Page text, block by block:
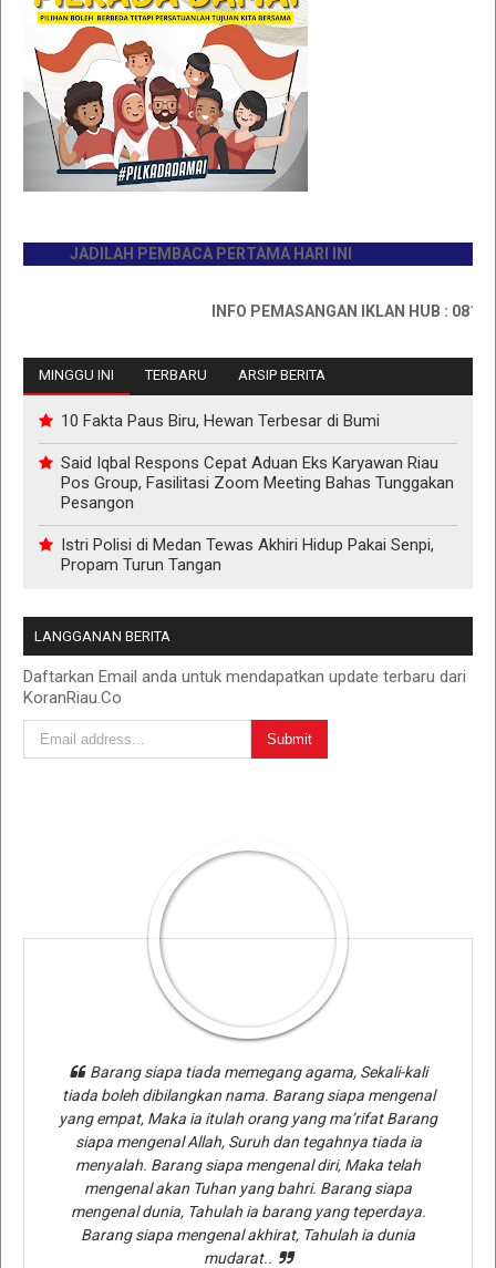
JADILAH PEMBACA PERTAMA HARI INI
INFO PEMASANGAN IKLAN HUB :
MINGGU INI TERBARU ARSIP BERITA
10 Fakta Paus Biru, Hewan Terbesar di Bumi
Said Iqbal Respons Cepat Aduan Eks Karyawan Riau
Pos Group, Fasilitasi Zoom Meeting Bahas Tunggakan
Pesangon
Istri Polisi di Medan Tewas Akhiri Hidup Pakai Senpi,
Propam Turun Tangan
LANGGANAN BERITA
Daftarkan Email anda untuk mendapatkan update terbaru dari
KoranRiau.Co
Barang siapa tiada memegang agama, Sekali-kali
tiada boleh dibilangkan nama. Barang siapa mengenal
yang empat, Maka ia itulah orang yang ma’rifat Barang
siapa mengenal Allah, Suruh dan tegahnya tiada ia
menyalah. Barang siapa mengenal diri, Maka telah
mengenal akan Tuhan yang bahri. Barang siapa
mengenal dunia, Tahulah ia barang yang teperdaya.
Barang siapa mengenal akhirat, Tahulah ia dunia
mudarat..